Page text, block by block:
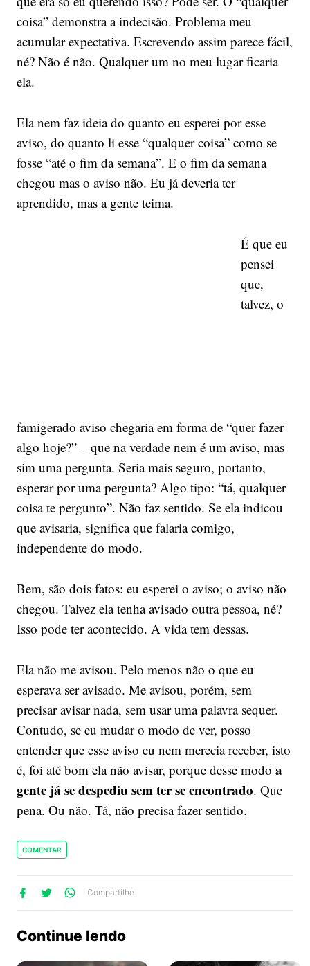
coisa” demonstra a indecisão. Problema meu
acumular expectativa. Escrevendo assim parece fácil,
né? Não é não. Qualquer um no meu lugar ficaria
ela.
Ela nem faz ideia do quanto eu esperei por esse
aviso, do quanto li esse “qualquer coisa” como se
fosse “até o fim da semana”. E o fim da semana
chegou mas o aviso não. Eu já deveria ter
aprendido, mas a gente teima.
É que eu
pensei
que,
talvez, o
famigerado aviso chegaria em forma de “quer fazer
algo hoje?” – que na verdade nem é um aviso, mas
sim uma pergunta. Seria mais seguro, portanto,
esperar por uma pergunta? Algo tipo: “tá, qualquer
coisa te pergunto”. Não faz sentido. Se ela indicou
que avisaria, significa que falaria comigo,
independente do modo.
Bem, são dois fatos: eu esperei o aviso; o aviso não
chegou. Talvez ela tenha avisado outra pessoa, né?
Isso pode ter acontecido. A vida tem dessas.
Ela não me avisou. Pelo menos não o que eu
esperava ser avisado. Me avisou, porém, sem
precisar avisar nada, sem usar uma palavra sequer.
Contudo, se eu mudar o modo de ver, posso
entender que esse aviso eu nem merecia receber, isto
é, foi até bom ela não avisar, porque desse modo a
gente já se despediu sem ter se encontrado. Que
pena. Ou não. Tá, não precisa fazer sentido.
COMENTAR
Compartilhe
Continue lendo